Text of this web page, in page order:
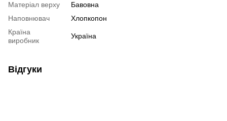
Матеріал верху
Бавовна
Наповнювач
Хлопкопон
Країна
виробник
Україна
Відгуки